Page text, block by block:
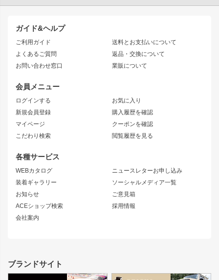
ガイド&ヘルプ
ご利用ガイド
よくあるご質問
お問い合わせ窓口
送料とお支払いについて
返品・交換について
業販について
会員メニュー
ログインする
新規会員登録
マイページ
こだわり検索
お気に入り
購入履歴を確認
クーポンを確認
閲覧履歴を見る
各種サービス
WEBカタログ
装着ギャラリー
お知らせ
ACEショップ検索
会社案内
ニュースレターお申し込み
ソーシャルメディア一覧
ご意見箱
採用情報
JZX90 CHASER
JZX110 MARK II
JZX100 MARK II
JZX90 MARK II
トレノ
マークX
アリスト
ソアラ
アルテッツァ
ニッサン
S15 シルビア
S14 シルビア 後期
S13 シルビア
180SX
シルエイティ
ワンビア
ローレル
セフィーロ
キャラバン
スズキ
GS350
SC
エアロシリーズ
ドリフトライン
風神
雷神
レーシングライン
アタックライン
ストリームライン
リアウイング
ジムニーパーツ
ホイール
MUD-S7
MUD-SR7
まつど家 鉄漢
ボンネット
フェンダー
リアゲート
ブランドサイト